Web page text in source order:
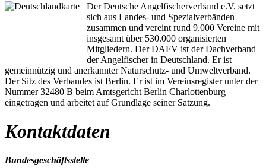
Der Deutsche Angelfischerverband e.V. setzt
sich aus Landes- und Spezialverbänden
zusammen und vereint rund 9.000 Vereine mit
insgesamt über 530.000 organisierten
Mitgliedern. Der DAFV ist der Dachverband
der Angelfischer in Deutschland. Er ist
gemeinnützig und anerkannter Naturschutz- und Umweltverband.
Der Sitz des Verbandes ist Berlin. Er ist im Vereinsregister unter der
Nummer 32480 B beim Amtsgericht Berlin Charlottenburg
eingetragen und arbeitet auf Grundlage seiner Satzung.
Kontaktdaten
Bundesgeschäftsstelle